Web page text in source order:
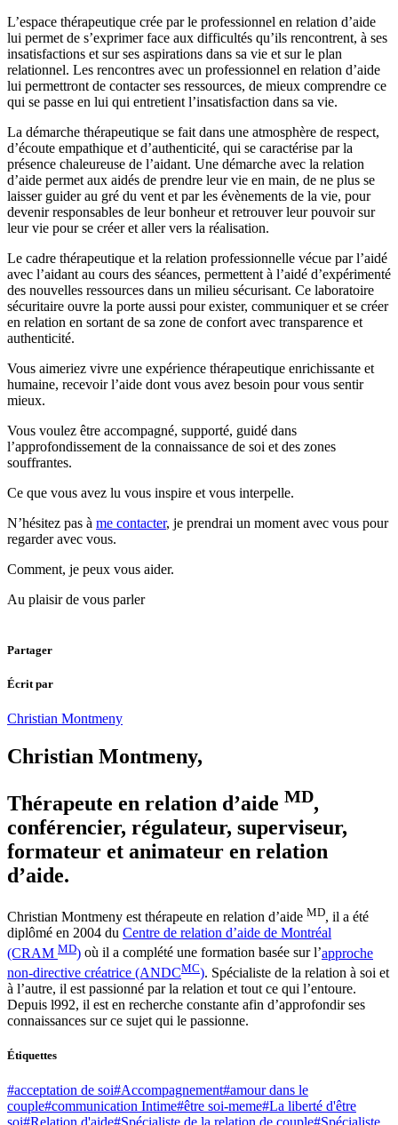
L’espace thérapeutique crée par le professionnel en relation d’aide
lui permet de s’exprimer face aux difficultés qu’ils rencontrent, à ses
insatisfactions et sur ses aspirations dans sa vie et sur le plan
relationnel. Les rencontres avec un professionnel en relation d’aide
lui permettront de contacter ses ressources, de mieux comprendre ce
qui se passe en lui qui entretient l’insatisfaction dans sa vie.
La démarche thérapeutique se fait dans une atmosphère de respect,
d’écoute empathique et d’authenticité, qui se caractérise par la
présence chaleureuse de l’aidant. Une démarche avec la relation
d’aide permet aux aidés de prendre leur vie en main, de ne plus se
laisser guider au gré du vent et par les évènements de la vie, pour
devenir responsables de leur bonheur et retrouver leur pouvoir sur
leur vie pour se créer et aller vers la réalisation.
Le cadre thérapeutique et la relation professionnelle vécue par l’aidé
avec l’aidant au cours des séances, permettent à l’aidé d’expérimenté
des nouvelles ressources dans un milieu sécurisant. Ce laboratoire
sécuritaire ouvre la porte aussi pour exister, communiquer et se créer
en relation en sortant de sa zone de confort avec transparence et
authenticité.
Vous aimeriez vivre une expérience thérapeutique enrichissante et
humaine, recevoir l’aide dont vous avez besoin pour vous sentir
mieux.
Vous voulez être accompagné, supporté, guidé dans
l’approfondissement de la connaissance de soi et des zones
souffrantes.
Ce que vous avez lu vous inspire et vous interpelle.
N’hésitez pas à me contacter, je prendrai un moment avec vous pour
regarder avec vous.
Comment, je peux vous aider.
Au plaisir de vous parler
Partager
Écrit par
Christian Montmeny
Christian Montmeny,
Thérapeute en relation d’aide MD,
conférencier, régulateur, superviseur,
formateur et animateur en relation
d’aide.
Christian Montmeny est thérapeute en relation d’aide MD, il a été
diplômé en 2004 du Centre de relation d’aide de Montréal
(CRAM MD) où il a complété une formation basée sur l’approche
non-directive créatrice (ANDCMC). Spécialiste de la relation à soi et
à l’autre, il est passionné par la relation et tout ce qui l’entoure.
Depuis l992, il est en recherche constante afin d’approfondir ses
connaissances sur ce sujet qui le passionne.
Étiquettes
#acceptation de soi#Accompagnement#amour dans le
couple#communication Intime#être soi-meme#La liberté d'être